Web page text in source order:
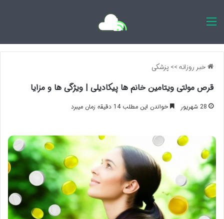
خبر روزانه>> پزشکی
قرص مولتی ویتامین خانم ها پیکادیلی | ویژگی ها و مزایا
28 شهریور خواندن این مطلب 14 دقیقه زمان میبرد